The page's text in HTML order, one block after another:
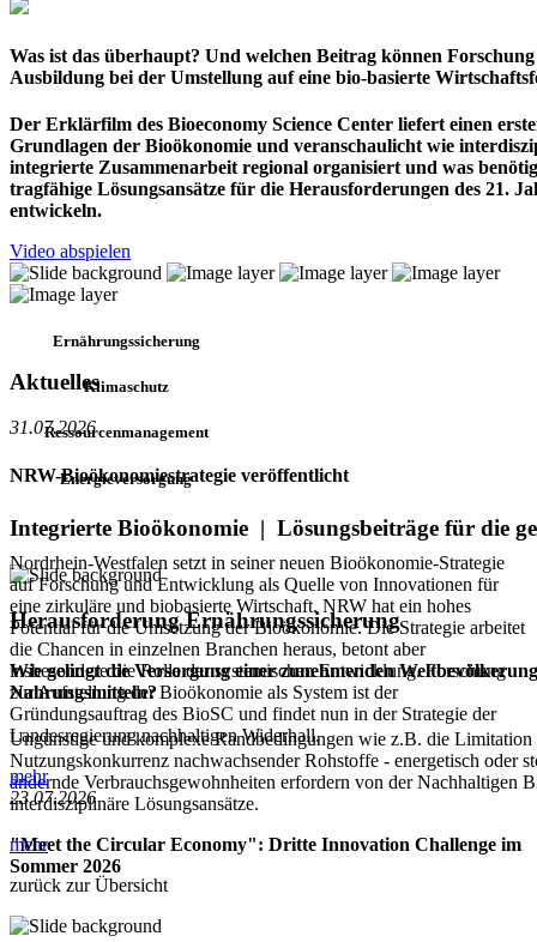
Was ist das überhaupt? Und welchen Beitrag können
Ausbildung bei der Umstellung auf eine bio-basierte
Der Erklärfilm des Bioeconomy Science Center liefert einen
Grundlagen der Bioökonomie und veranschaulicht wie
integrierte Zusammenarbeit regional organisiert und was
tragfähige Lösungsansätze für die Herausforderungen des 21.
entwickeln.
Video abspielen
Ernährungssicherung
Klimaschutz
Ressourcenmanagement
Energieversorgung
Integrierte Bioökonomie | Lösungsbeiträge für die
Herausforderung Ernährungssicherung
Wie gelingt die Versorgung einer zunehmenden
Nahrungsmitteln?
Ungünstige und komplexe Randbedingungen wie z.B. die
Nutzungskonkurrenz nachwachsender Rohstoffe - energetisch oder
ändernde Verbrauchsgewohnheiten erfordern von der Nachhaltigen
interdisziplinäre Lösungsansätze.
mehr
zurück zur Übersicht
Aktuelles
31.07.2026
NRW-Bioökonomiestrategie veröffentlicht
Nordrhein-Westfalen setzt in seiner neuen Bioökonomie-Strategie
auf Forschung und Entwicklung als Quelle von Innovationen für
eine zirkuläre und biobasierte Wirtschaft. NRW hat ein hohes
Potential für die Umsetzung der Bioökonomie. Die Strategie arbeitet
die Chancen in einzelnen Branchen heraus, betont aber
insbesondere die Rolle der systemischen Entwicklung. Forschung
zur Aufstellung der Bioökonomie als System ist der
Gründungsauftrag des BioSC und findet nun in der Strategie der
Landesregierung nachhaltigen Widerhall.
mehr
23.07.2026
"Meet the Circular Economy": Dritte Innovation Challenge im
Sommer 2026